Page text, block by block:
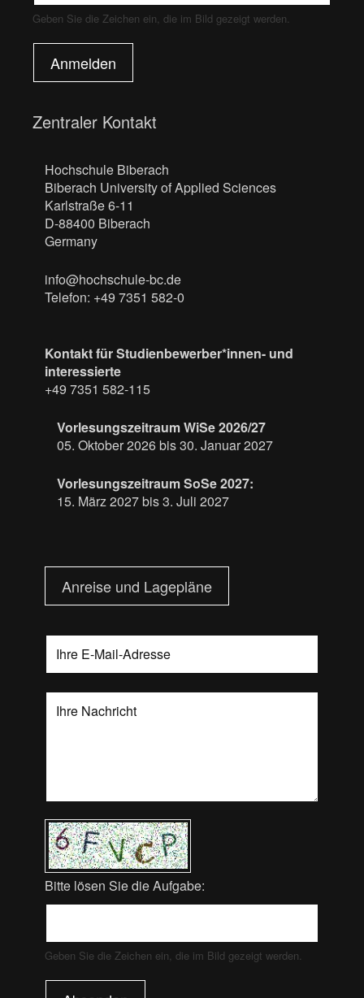
Geben Sie die Zeichen ein, die im Bild gezeigt werden.
Anmelden
Zentraler Kontakt
Hochschule Biberach
Biberach University of Applied Sciences
Karlstraße 6-11
D-88400 Biberach
Germany
info@hochschule-bc.de
Telefon: +49 7351 582-0
Kontakt für Studienbewerber*innen- und
interessierte
+49 7351 582-115
Vorlesungszeitraum WiSe 2026/27
05. Oktober 2026 bis 30. Januar 2027
Vorlesungszeitraum SoSe 2027:
15. März 2027 bis 3. Juli 2027
Anreise und Lagepläne
Bitte lösen Sie die Aufgabe:
Geben Sie die Zeichen ein, die im Bild gezeigt werden.